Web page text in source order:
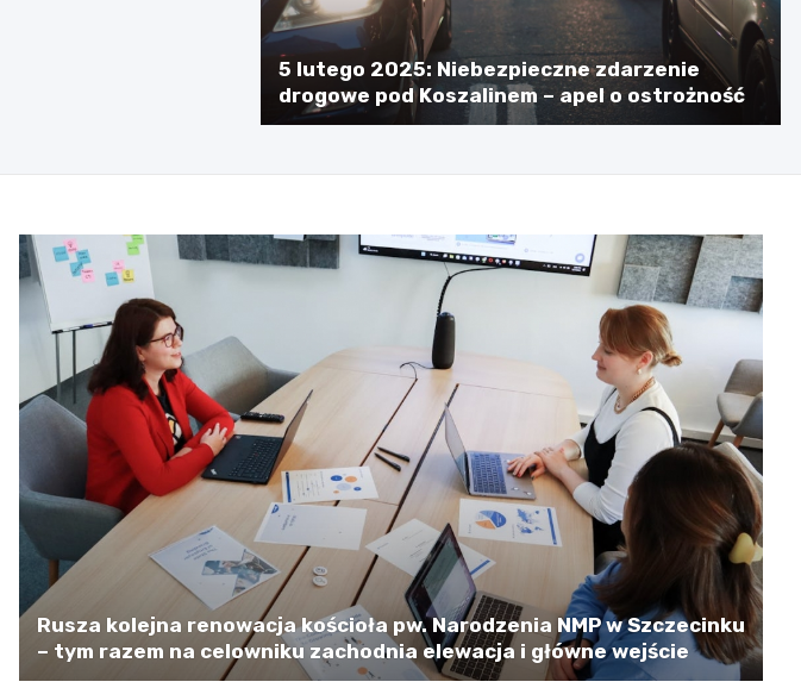
5 lutego 2025: Niebezpieczne zdarzenie
drogowe pod Koszalinem – apel o ostrożność
Rusza kolejna renowacja kościoła pw. Narodzenia NMP w Szczecinku
– tym razem na celowniku zachodnia elewacja i główne wejście